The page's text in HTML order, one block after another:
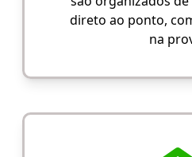
direto ao ponto,
na